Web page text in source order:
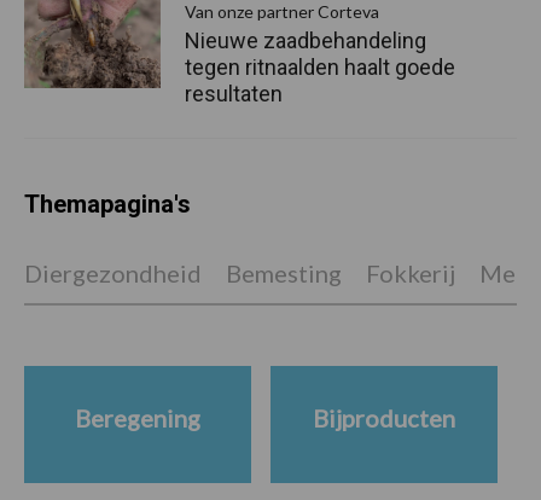
Van onze partner Corteva
Nieuwe zaadbehandeling
tegen ritnaalden haalt goede
resultaten
Themapagina's
Diergezondheid Bemesting Fokkerij
Beregening Bijproducten